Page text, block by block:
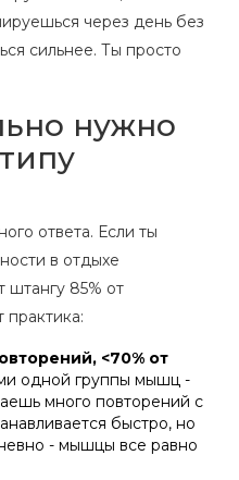
через день без
сильнее. Ты просто
нужно
ответа. Если ты
в отдыхе
штангу 85% от
практика:
<70% от
одной группы мышц -
много повторений с
быстро, но
- мышцы все равно